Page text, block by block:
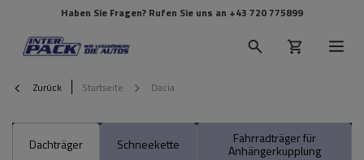
Haben Sie Fragen? Rufen Sie uns an +43 720 775899
Zurück Startseite Dacia
Dachträger Schneekette Fahrradträger für
Anhängerkupplung